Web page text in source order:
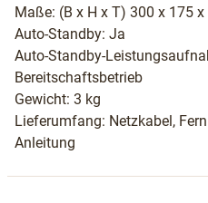
Maße: (B x H x T) 300 x 175
Auto-Standby: Ja
Auto-Standby-
Bereitschaftsbetrieb
Gewicht: 3 kg
Lieferumfang: Netzkabel,
Anleitung